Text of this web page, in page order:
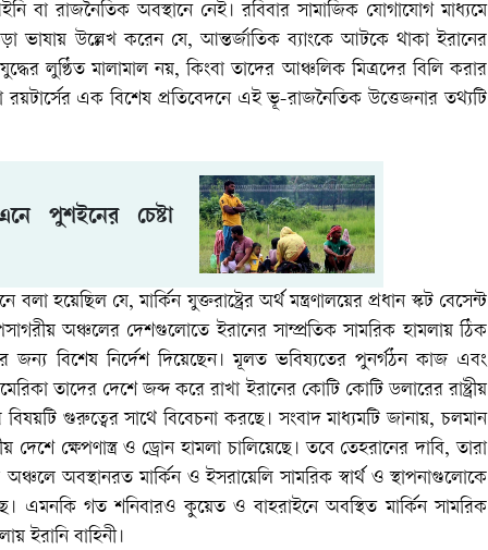
বা রাজনৈতিক অবস্থানে নেই। রবিবার সামাজিক যোগাযোগ মাধ্যমে
ভাষায় উল্লেখ করেন যে, আন্তর্জাতিক ব্যাংকে আটকে থাকা ইরানের
লুণ্ঠিত মালামাল নয়, কিংবা তাদের আঞ্চলিক মিত্রদের বিলি করার
এক বিশেষ প্রতিবেদনে এই ভূ-রাজনৈতিক উত্তেজনার তথ্যটি
পুশইনের চেষ্টা
হয়েছিল যে, মার্কিন যুক্তরাষ্ট্রের অর্থ মন্ত্রণালয়ের প্রধান স্কট বেসেন্ট
অঞ্চলের দেশগুলোতে ইরানের সাম্প্রতিক সামরিক হামলায় ঠিক
জন্য বিশেষ নির্দেশ দিয়েছেন। মূলত ভবিষ্যতের পুনর্গঠন কাজ এবং
তাদের দেশে জব্দ করে রাখা ইরানের কোটি কোটি ডলারের রাষ্ট্রীয়
গুরুত্বের সাথে বিবেচনা করছে। সংবাদ মাধ্যমটি জানায়, চলমান
ক্ষেপণাস্ত্র ও ড্রোন হামলা চালিয়েছে। তবে তেহরানের দাবি, তারা
অবস্থানরত মার্কিন ও ইসরায়েলি সামরিক স্বার্থ ও স্থাপনাগুলোকে
এমনকি গত শনিবারও কুয়েত ও বাহরাইনে অবস্থিত মার্কিন সামরিক
ইরানি বাহিনী।